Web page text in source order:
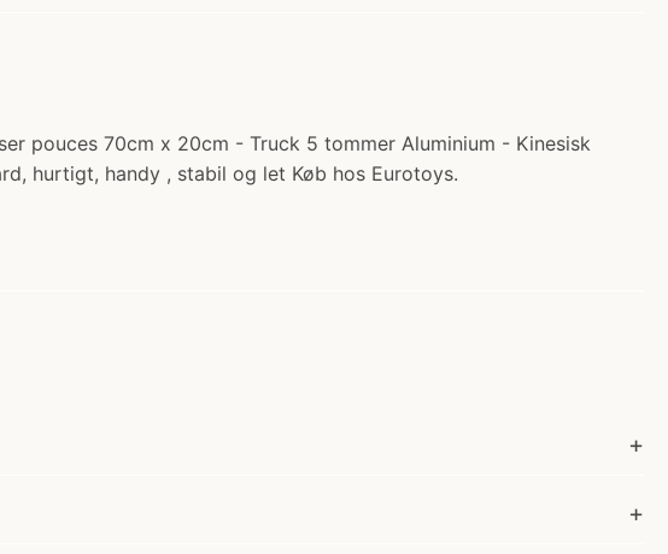
pouces 70cm x 20cm - Truck 5 tommer Aluminium - Kinesisk
hurtigt, handy , stabil og let Køb hos Eurotoys.